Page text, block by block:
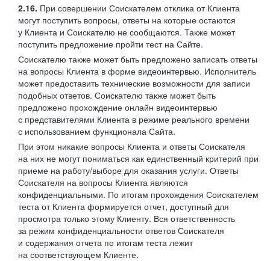
2.16. При совершении Соискателем отклика от Клиента
могут поступить вопросы, ответы на которые остаются
у Клиента и Соискателю не сообщаются. Также может
поступить предложение пройти тест на Сайте.
Соискателю также может быть предложено записать ответы
на вопросы Клиента в форме видеоинтервью. Исполнитель
может предоставить технические возможности для записи
подобных ответов. Соискателю также может быть
предложено прохождение онлайн видеоинтервью
с представителями Клиента в режиме реального времени
с использованием функционала Сайта.
При этом никакие вопросы Клиента и ответы Соискателя
на них не могут пониматься как единственный критерий при
приеме на работу/выборе для оказания услуги. Ответы
Соискателя на вопросы Клиента являются
конфиденциальными. По итогам прохождения Соискателем
теста от Клиента формируется отчет, доступный для
просмотра только этому Клиенту. Вся ответственность
за режим конфиденциальности ответов Соискателя
и содержания отчета по итогам теста лежит
на соответствующем Клиенте.